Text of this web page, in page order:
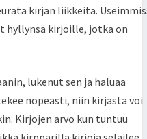
kirjan liikkeitä.
hyllynsä kirjoille, jotka on
lukenut sen ja haluaa
nopeasti, niin kirjasta voi
Kirjojen arvo kun tuntuu